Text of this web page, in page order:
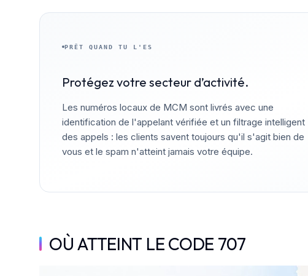
PRÊT QUAND TU L'ES
Protégez votre secteur d’activité.
Les numéros locaux de MCM sont livrés avec une
identification de l'appelant vérifiée et un filtrage intelligent
des appels : les clients savent toujours qu'il s'agit bien de
vous et le spam n'atteint jamais votre équipe.
OÙ ATTEINT LE CODE 707